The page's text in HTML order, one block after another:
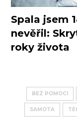
Spala jsem
nevěřil:
roky života
BEZ POMOCI
SAMOTA